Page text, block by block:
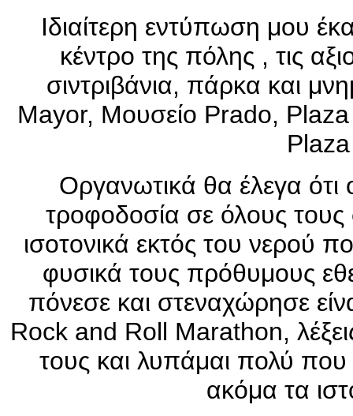
Ιδιαίτερη εντύπωση μου
κέντρο της πόλης , τις
σιντριβάνια, πάρκα και
Mayor, Mουσείο Prado,
Οργανωτικά θα έλεγα
τροφοδοσία σε όλους
ισοτονικά εκτός του νερού
φυσικά τους πρόθυμους
πόνεσε και στεναχώρησε
Rock and Roll Marathon,
τους και λυπάμαι πολύ
ακόμα τα